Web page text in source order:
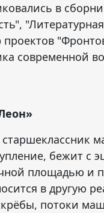
в
проектов
современной
бежит с
площадью и
в другую
потоки